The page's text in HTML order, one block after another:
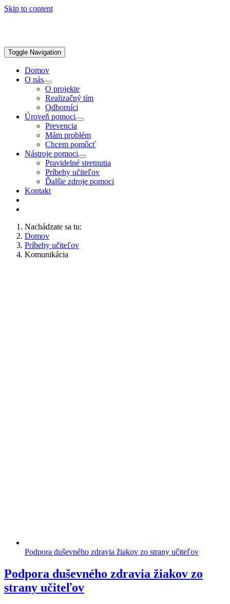
Skip to content
Toggle Navigation
Domov
O nás
O projekte
Realizačný tím
Odborníci
Úroveň pomoci
Prevencia
Mám problém
Chcem pomôcť
Nástroje pomoci
Pravidelné stretnutia
Príbehy učiteľov
Ďalšie zdroje pomoci
Kontakt
Nachádzate sa tu:
Domov
Príbehy učiteľov
Komunikácia
Podpora duševného zdravia žiakov zo strany učiteľov
Podpora duševného zdravia žiakov zo
strany učiteľov